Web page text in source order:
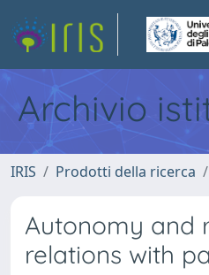
Archivio
IRIS Prodotti della ricerca
Autonomy and
relations with